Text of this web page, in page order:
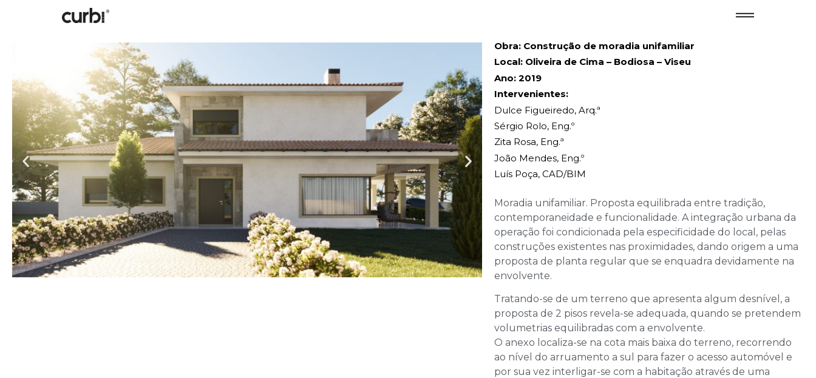
Obra: Construção de moradia unifamiliar
Local: Oliveira de Cima – Bodiosa – Viseu
Ano: 2019
Intervenientes:
Dulce Figueiredo, Arq.ª
Sérgio Rolo, Eng.º
Zita Rosa, Eng.ª
João Mendes, Eng.º
Luís Poça, CAD/BIM
Moradia unifamiliar. Proposta equilibrada entre tradição,
contemporaneidade e funcionalidade. A integração urbana da
operação foi condicionada pela especificidade do local, pelas
construções existentes nas proximidades, dando origem a uma
proposta de planta regular que se enquadra devidamente na
envolvente.
Tratando-se de um terreno que apresenta algum desnível, a
proposta de 2 pisos revela-se adequada, quando se pretendem
volumetrias equilibradas com a envolvente.
O anexo localiza-se na cota mais baixa do terreno, recorrendo
ao nível do arruamento a sul para fazer o acesso automóvel e
por sua vez interligar-se com a habitação através de uma